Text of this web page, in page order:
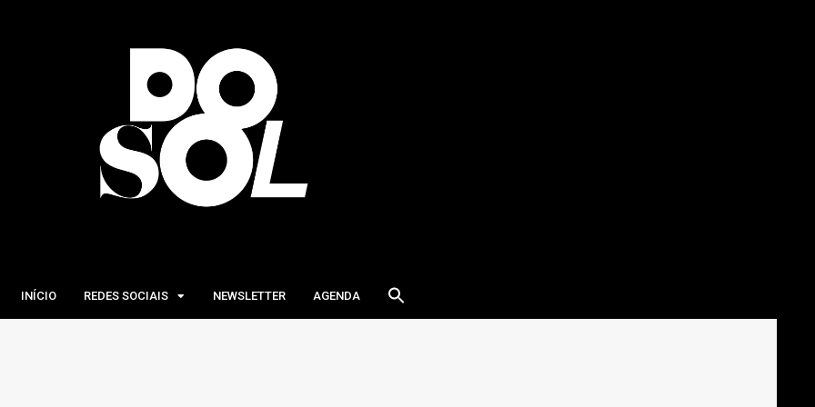
INÍCIO REDES SOCIAIS NEWSLETTER AGENDA